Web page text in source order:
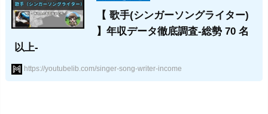
【 歌手(シンガーソングライター)
】年収データ徹底調査-総勢 70 名
以上-
https://youtubelib.com/singer-song-writer-income